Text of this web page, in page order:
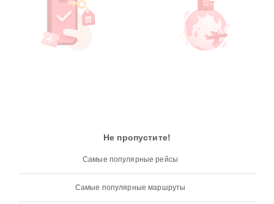
Не пропустите!
Самые популярные рейсы
Самые популярные маршруты